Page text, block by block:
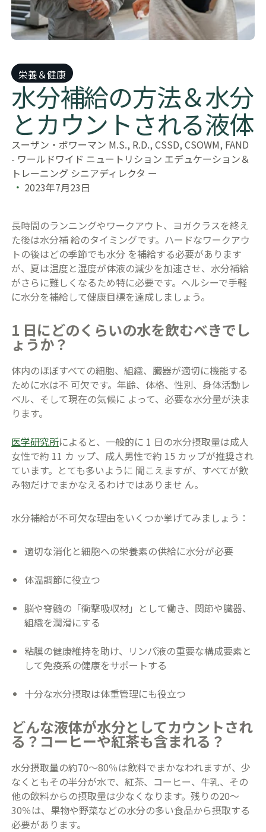
栄養＆健康
水分補給の方法＆水分
とカウントされる液体
スーザン・ボワーマン M.S., R.D., CSSD, CSOWM, FAND
- ワールドワイド ニュートリション エデュケーション＆
トレーニング シニアディレクタ ー
2023年7月23日
長時間のランニングやワークアウト、ヨガクラスを終え
た後は水分補 給のタイミングです。ハードなワークアウ
トの後はどの季節でも水分 を補給する必要があります
が、夏は温度と湿度が体液の減少を加速させ、水分補給
がさらに難しくなるため特に必要です。ヘルシーで手軽
に水分を補給して健康目標を達成しましょう。
1 日にどのくらいの水を飲むべきでし
ょうか？
体内のほぼすべての細胞、組織、臓器が適切に機能する
ために水は不 可欠です。年齢、体格、性別、身体活動レ
ベル、そして現在の気候に よって、必要な水分量が決ま
ります。
医学研究所によると、一般的に 1 日の水分摂取量は成人
女性で約 11 カ ップ、成人男性で約 15 カップが推奨され
ています。とても多いように 聞こえますが、すべてが飲
み物だけでまかなえるわけではありませ ん。
水分補給が不可欠な理由をいくつか挙げてみましょう：
適切な消化と細胞への栄養素の供給に水分が必要
体温調節に役立つ
脳や脊髄の「衝撃吸収材」として働き、関節や臓器、
組織を潤滑にする
粘膜の健康維持を助け、リンパ液の重要な構成要素と
して免疫系の健康をサポートする
十分な水分摂取は体重管理にも役立つ
どんな液体が水分としてカウントされ
る？コーヒーや紅茶も含まれる？
水分摂取量の約70～80％は飲料でまかなわれますが、少
なくともその半分が水で、紅茶、コーヒー、牛乳、その
他の飲料からの摂取量は少なくなります。残りの20～
30％は、果物や野菜などの水分の多い食品から摂取する
必要があります。